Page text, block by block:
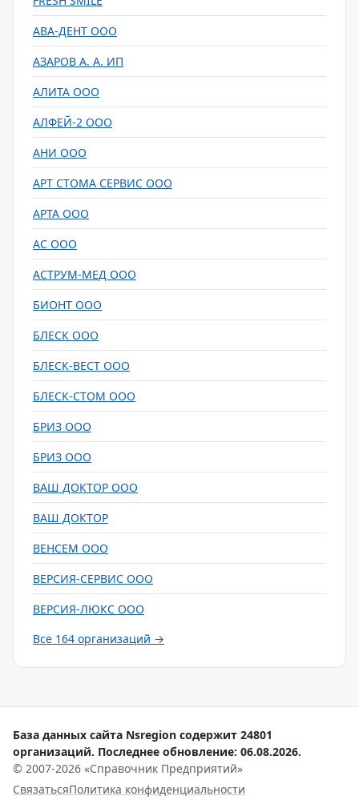
АВА-ДЕНТ ООО
АЗАРОВ А. А. ИП
АЛИТА ООО
АЛФЕЙ-2 ООО
АНИ ООО
АРТ СТОМА СЕРВИС ООО
АРТА ООО
АС ООО
АСТРУМ-МЕД ООО
БИОНТ ООО
БЛЕСК ООО
БЛЕСК-ВЕСТ ООО
БЛЕСК-СТОМ ООО
БРИЗ ООО
БРИЗ ООО
ВАШ ДОКТОР ООО
ВАШ ДОКТОР
ВЕНСЕМ ООО
ВЕРСИЯ-СЕРВИС ООО
ВЕРСИЯ-ЛЮКС ООО
Все 164 организаций →
База данных сайта Nsregion содержит 24801
организаций. Последнее обновление: 06.08.2026.
© 2007-2026 «Справочник Предприятий»
СвязатьсяПолитика конфиденциальности